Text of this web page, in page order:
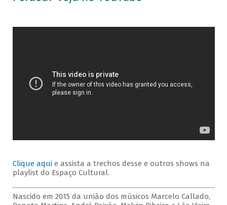
Clique aquie assista a trechos desse e outros shows na
playlist do Espaço Cultural.
Nascido em 2015 da união dos músicos Marcelo Callado,